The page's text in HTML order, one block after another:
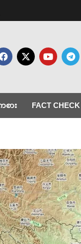
စား FACT CHECK